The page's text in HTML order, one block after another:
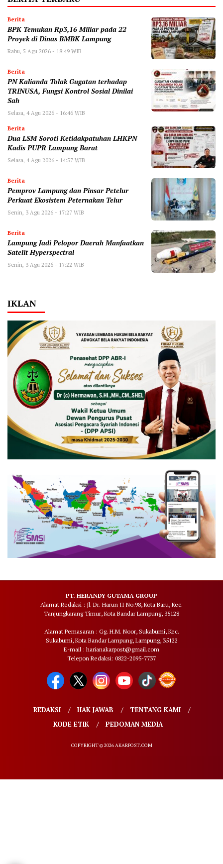
Berita
BPK Temukan Rp3,16 Miliar pada 22
Proyek di Dinas BMBK Lampung
Rabu, 5 Agu 2026 - 18:49 WIB
Berita
PN Kalianda Tolak Gugatan terhadap
TRINUSA, Fungsi Kontrol Sosial Dinilai
Sah
Selasa, 4 Agu 2026 - 16:46 WIB
Berita
Dua LSM Soroti Ketidakpatuhan LHKPN
Kadis PUPR Lampung Barat
Selasa, 4 Agu 2026 - 14:57 WIB
Berita
Pemprov Lampung dan Pinsar Petelur
Perkuat Ekosistem Peternakan Telur
Senin, 3 Agu 2026 - 17:27 WIB
Berita
Lampung Jadi Pelopor Daerah Manfaatkan
Satelit Hyperspectral
Senin, 3 Agu 2026 - 17:22 WIB
IKLAN
PT. HERANDY GUTAMA GROUP
Alamat Redaksi : Jl. Dr. Harun II No.98, Kota Baru, Kec.
Tanjungkarang Timur, Kota Bandar Lampung, 35128
Alamat Pemasaran : Gg. H.M. Noor, Sukabumi, Kec.
Sukabumi, Kota Bandar Lampung, Lampung, 35122
E-mail : harianakarpost@gmail.com
Telepon Redaksi: 0822-2095-7737
REDAKSI HAK JAWAB
TENTANG KAMI
KODE ETIK
PEDOMAN MEDIA
COPYRIGHT © 2026 AKARPOST.COM